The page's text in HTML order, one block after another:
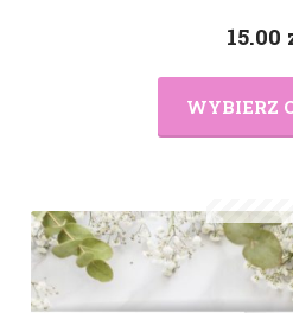
15.00
WYBIERZ